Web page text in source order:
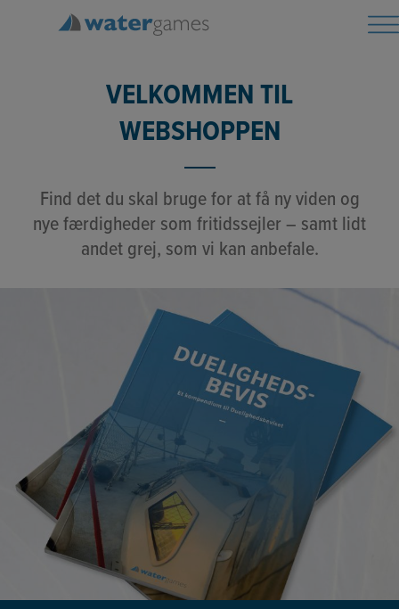
VELKOMMEN TIL
WEBSHOPPEN
Find det du skal bruge for at få ny viden og
nye færdigheder som fritidssejler – samt lidt
andet grej, som vi kan anbefale.